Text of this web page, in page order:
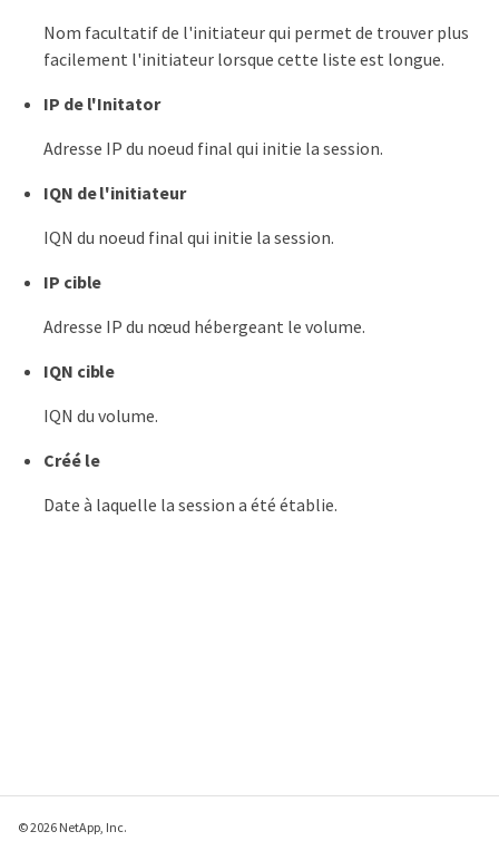
Nom facultatif de l'initiateur qui permet de trouver plus
facilement l'initiateur lorsque cette liste est longue.
IP de l'Initator
Adresse IP du noeud final qui initie la session.
IQN de l'initiateur
IQN du noeud final qui initie la session.
IP cible
Adresse IP du nœud hébergeant le volume.
IQN cible
IQN du volume.
Créé le
Date à laquelle la session a été établie.
© 2026 NetApp, Inc.